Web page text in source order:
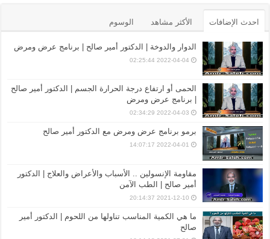
احدث الإضافات الأكثر مشاهد الوسوم
الدوار والدوخة | الدكتور أمير صالح | برنامج عرض ومرض
2022-04-04 02:25:44
الحمى أو ارتفاع درجة الحرارة الجسم | الدكتور أمير صالح
| برنامج عرض ومرض
2022-04-03 02:34:29
برمو برنامج عرض ومرض مع الدكتور أمير صالح
2022-04-01 14:07:17
مقاومة الإنسولين .. الأسباب والأعراض والعلاج | الدكتور
أمير صالح | الطب الآمن
2021-12-10 20:14:37
ما هي الكمية المناسب تناولها من اللحوم | الدكتور أمير
صالح